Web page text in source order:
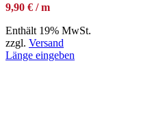
9,90 € / m
Enthält 19% MwSt.
zzgl. Versand
Länge eingeben